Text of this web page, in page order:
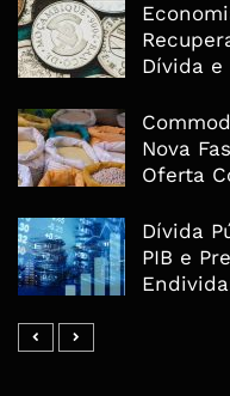
Dívida e
Nova
Oferta
Dívida
PIB e